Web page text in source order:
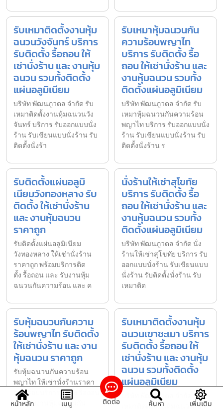
รับเหมาติดตั้งงานหุ้ม
ฉนวนวังจันทร์ บริการ
รับติดตั้ง รื้อถอน ให้
เช่านั่งร้าน และ งานหุ้ม
ฉนวน รวมทั้งติดตั้ง
แผ่นอลูมิเนียม
บริษัท พัฒนภูวดล จำกัด รับ
เหมาติดตั้งงานหุ้มฉนวนวัง
จันทร์ บริการ รับออกแบบนั่ง
ร้าน รับเขียนแบบนั่งร้าน รับ
ติดตั้งนั่งร้า
รับเหมาหุ้มฉนวนกัน
ความร้อนพญาไท
บริการ รับติดตั้ง รื้อ
ถอน ให้เช่านั่งร้าน และ
งานหุ้มฉนวน รวมทั้ง
ติดตั้งแผ่นอลูมิเนียม
บริษัท พัฒนภูวดล จำกัด รับ
เหมาหุ้มฉนวนกันความร้อน
พญาไท บริการ รับออกแบบนั่ง
ร้าน รับเขียนแบบนั่งร้าน รับ
ติดตั้งนั่งร้าน ร
รับติดตั้งแผ่นอลูมิ
เนียมวังทองหลาง รับ
ติดตั้ง ให้เช่านั่งร้าน
และ งานหุ้มฉนวน
ราคาถูก
รับติดตั้งแผ่นอลูมิเนียม
วังทองหลาง ให้เช่านั่งร้าน
ราคาถูก พร้อมบริการติด
ตั้ง รื้อถอน และ รับงานหุ้ม
ฉนวนกันความร้อน และ ค
นั่งร้านให้เช่าสุโขทัย
บริการ รับติดตั้ง รื้อ
ถอน ให้เช่านั่งร้าน และ
งานหุ้มฉนวน รวมทั้ง
ติดตั้งแผ่นอลูมิเนียม
บริษัท พัฒนภูวดล จำกัด นั่ง
ร้านให้เช่าสุโขทัย บริการ รับ
ออกแบบนั่งร้าน รับเขียนแบบ
นั่งร้าน รับติดตั้งนั่งร้าน รับ
เหมาติด
รับหุ้มฉนวนกันความ
ร้อนพญาไท รับติดตั้ง
ให้เช่านั่งร้าน และ งาน
หุ้มฉนวน ราคาถูก
รับหุ้มฉนวนกันความร้อน
พญาไท ให้เช่านั่งร้านราคา
ถูก พร้อมบริการติดตั้ง รื้อถอน
และ รับงานหุ้มฉนวนกัน
รับเหมาติดตั้งงานหุ้ม
ฉนวนเขาชะเมา บริการ
รับติดตั้ง รื้อถอน ให้
เช่านั่งร้าน และ งานหุ้ม
ฉนวน รวมทั้งติดตั้ง
แผ่นอลูมิเนียม
บริษัท พัฒนภูวดล จำกัด รับ
เหมาติดตั้งงานหุ้มฉนวนเขา
หน้าหลัก เมนู ติดต่อ ค้นหา เพิ่มเติม